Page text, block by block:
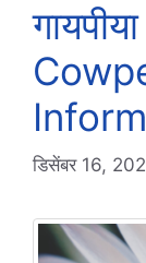
डिसेंबर 16,